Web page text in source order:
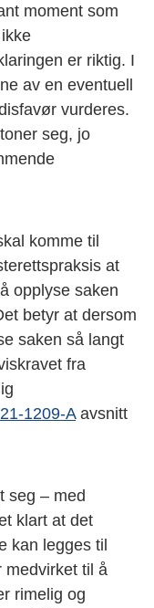
moment som
er riktig. I
av en eventuell
vurderes.
seg, jo
komme til
at
opplyse saken
betyr at dersom
saken så langt
fra
1209-Aavsnitt
seg – med
klart at det
kan legges til
medvirket til å
rimelig og